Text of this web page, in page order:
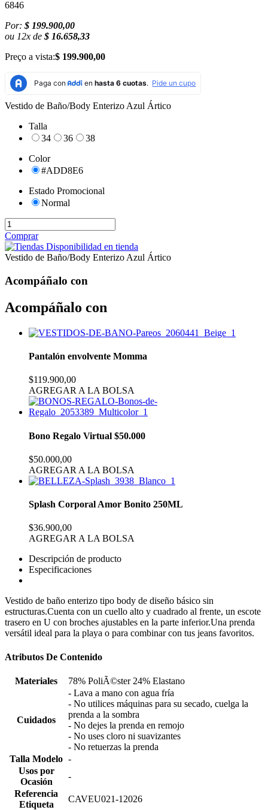
6846
Por: $ 199.900,00
ou 12x de $ 16.658,33
Preço a vista:$ 199.900,00
Vestido de Baño/Body Enterizo Azul Ártico
Talla
34
36
38
Color
#ADD8E6
Estado Promocional
Normal
Comprar
Disponibilidad en tienda
Vestido de Baño/Body Enterizo Azul Ártico
Acompáñalo con
Acompáñalo con
Pantalón envolvente Momma
$119.900,00
AGREGAR A LA BOLSA
Bono Regalo Virtual $50.000
$50.000,00
AGREGAR A LA BOLSA
Splash Corporal Amor Bonito 250ML
$36.900,00
AGREGAR A LA BOLSA
Descripción de producto
Especificaciones
Vestido de baño enterizo tipo body de diseño básico sin
estructuras.Cuenta con un cuello alto y cuadrado al frente, un escote
trasero en U con broches ajustables en la parte inferior.Una prenda
versátil ideal para la playa o para combinar con tus jeans favoritos.
Atributos De Contenido
Materiales 78% PoliÃ©ster 24% Elastano
Cuidados
- Lava a mano con agua fría
- No utilices máquinas para su secado, cuelga la
prenda a la sombra
- No dejes la prenda en remojo
- No uses cloro ni suavizantes
- No retuerzas la prenda
Talla Modelo -
Usos por
Ocasión
-
Referencia
Etiqueta
CAVEU021-12026